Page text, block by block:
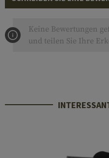
Keine Bewertungen
und teilen Sie Ihre